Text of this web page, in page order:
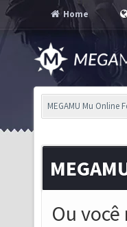
Home
MEGAMU Mu Online
Ou